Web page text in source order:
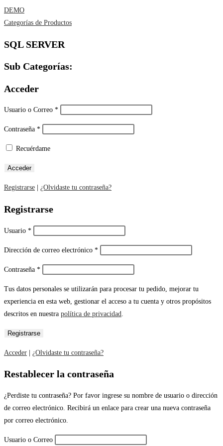
DEMO
Categorías de Productos
SQL SERVER
Sub Categorías:
Acceder
Usuario o Correo *
Contraseña *
Recuérdame
Registrarse ¿Olvidaste tu contraseña?
Registrarse
Usuario *
Dirección de correo electrónico *
Contraseña *
Tus datos personales se utilizarán para procesar tu pedido, mejorar tu
experiencia en esta web, gestionar el acceso a tu cuenta y otros propósitos
descritos en nuestra política de privacidad
Acceder | ¿Olvidaste tu contraseña?
Restablecer la contraseña
¿Perdiste tu contraseña? Por favor ingrese su nombre de usuario o dirección
de correo electrónico. Recibirá un enlace para crear una nueva contraseña
por correo electrónico.
Usuario o Correo